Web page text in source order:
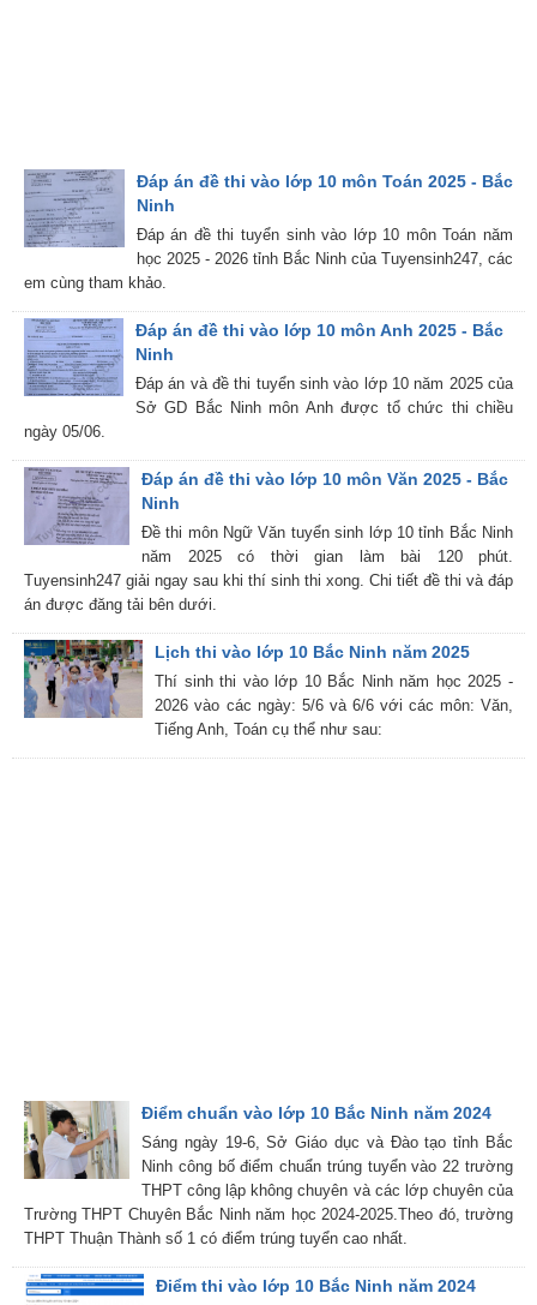
Đáp án đề thi vào lớp 10 môn Toán 2025 - Bắc
Ninh
Đáp án đề thi tuyển sinh vào lớp 10 môn Toán năm
học 2025 - 2026 tỉnh Bắc Ninh của Tuyensinh247, các
em cùng tham khảo.
Đáp án đề thi vào lớp 10 môn Anh 2025 - Bắc
Ninh
Đáp án và đề thi tuyển sinh vào lớp 10 năm 2025 của
Sở GD Bắc Ninh môn Anh được tổ chức thi chiều
ngày 05/06.
Đáp án đề thi vào lớp 10 môn Văn 2025 - Bắc
Ninh
Đề thi môn Ngữ Văn tuyển sinh lớp 10 tỉnh Bắc Ninh
năm 2025 có thời gian làm bài 120 phút.
Tuyensinh247 giải ngay sau khi thí sinh thi xong. Chi tiết đề thi và đáp
án được đăng tải bên dưới.
Lịch thi vào lớp 10 Bắc Ninh năm 2025
Thí sinh thi vào lớp 10 Bắc Ninh năm học 2025 -
2026 vào các ngày: 5/6 và 6/6 với các môn: Văn,
Tiếng Anh, Toán cụ thể như sau:
Điểm chuẩn vào lớp 10 Bắc Ninh năm 2024
Sáng ngày 19-6, Sở Giáo dục và Đào tạo tỉnh Bắc
Ninh công bố điểm chuẩn trúng tuyển vào 22 trường
THPT công lập không chuyên và các lớp chuyên của
Trường THPT Chuyên Bắc Ninh năm học 2024-2025.Theo đó, trường
THPT Thuận Thành số 1 có điểm trúng tuyển cao nhất.
Điểm thi vào lớp 10 Bắc Ninh năm 2024